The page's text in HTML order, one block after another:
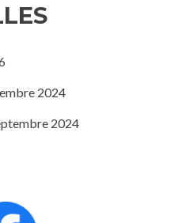
2024
2024